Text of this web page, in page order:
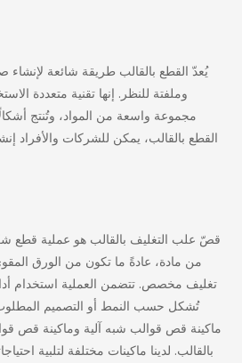
يُعدّ القطع بالقالب طريقة شائعة
وملفتة للنظر. إنها تقنية متعددة
مجموعة واسعة من المواد، وتُنتج
القطع بالقالب، يمكن للشركات والأفراد
قصّ علب التغليف بالقالب هو عملية قطع
من مادة، عادةً ما تكون من الورق
تغليف مخصص. تتضمن العملية استخدام
تُشكل حسب النمط أو التصميم
ماكينة قص قوالب شبه آلية وماكينة قص
بالقالب. لدينا ماكينات مختلفة لتلبية